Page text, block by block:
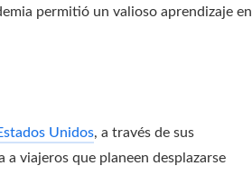
permitió un valioso aprendizaje en
Unidos, a través de sus
viajeros que planeen desplazarse